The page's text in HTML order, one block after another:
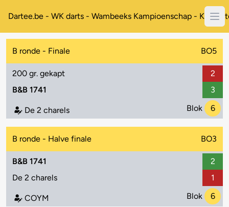
Dartee.be - WK darts - Wambeeks Kampioenschap -
B ronde - Finale BO5
200 gr. gekapt
2
B&B 1741
3
De 2 charels Blok 6
B ronde - Halve finale BO3
B&B 1741
2
De 2 charels
1
COYM Blok 6